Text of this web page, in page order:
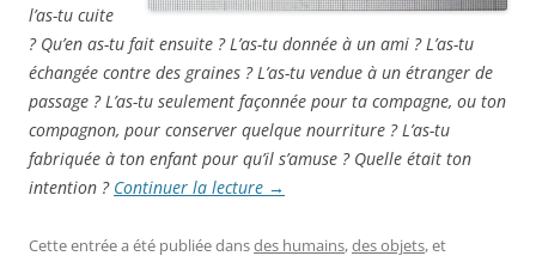
l’as-tu cuite
? Qu’en as-tu fait ensuite ? L’as-tu donnée à un ami ? L’as-tu
échangée contre des graines ? L’as-tu vendue à un étranger de
passage ? L’as-tu seulement façonnée pour ta compagne, ou ton
compagnon, pour conserver quelque nourriture ? L’as-tu
fabriquée à ton enfant pour qu’il s’amuse ? Quelle était ton
intention ? Continuer la lecture →
Cette entrée a été publiée dansdes humains,des objets, et